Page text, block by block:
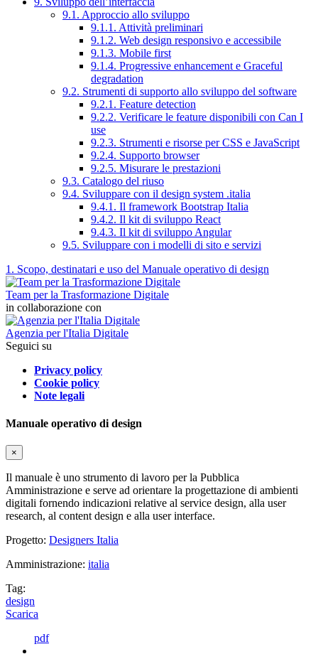
9.1. Approccio allo sviluppo
9.1.1. Attività preliminari
9.1.2. Web design responsivo e accessibile
9.1.3. Mobile first
9.1.4. Progressive enhancement e Graceful
degradation
9.2. Strumenti di supporto allo sviluppo del software
9.2.1. Feature detection
9.2.2. Verificare le feature disponibili con Can I
use
9.2.3. Strumenti e risorse per CSS e JavaScript
9.2.4. Supporto browser
9.2.5. Misurare le prestazioni
9.3. Catalogo del riuso
9.4. Sviluppare con il design system .italia
9.4.1. Il framework Bootstrap Italia
9.4.2. Il kit di sviluppo React
9.4.3. Il kit di sviluppo Angular
9.5. Sviluppare con i modelli di sito e servizi
1. Scopo, destinatari e uso del Manuale operativo di design
Team per la Trasformazione Digitale
in collaborazione con
Agenzia per l'Italia Digitale
Seguici su
Privacy policy
Cookie policy
Note legali
Manuale operativo di design
×
Il manuale è uno strumento di lavoro per la Pubblica
Amministrazione e serve ad orientare la progettazione di ambienti
digitali fornendo indicazioni relative al service design, alla user
research, al content design e alla user interface.
Progetto: Designers Italia
Amministrazione: italia
Tag:
design
Scarica
pdf